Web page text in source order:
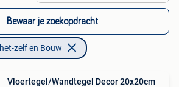
Bewaar je zoekopdracht
zelf en Bouw
Vloertegel/Wandtegel Decor 20x20cm